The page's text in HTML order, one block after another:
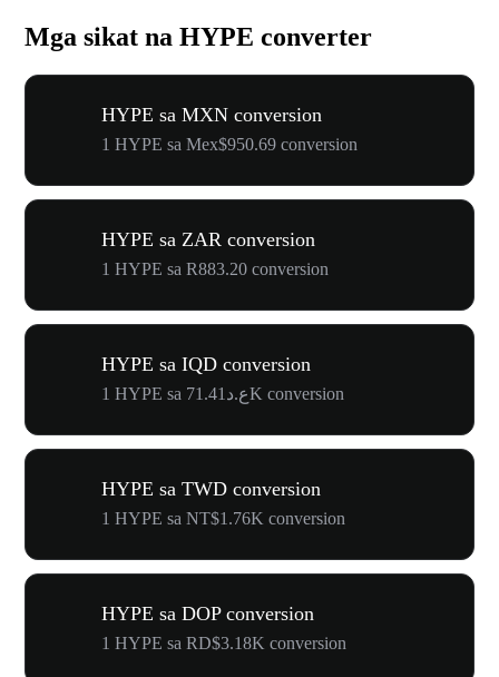
Mga sikat na HYPE converter
HYPE sa MXN conversion
1 HYPE sa Mex$950.69 conversion
HYPE sa ZAR conversion
1 HYPE sa R883.20 conversion
HYPE sa IQD conversion
1 HYPE sa ع.د71.41K conversion
HYPE sa TWD conversion
1 HYPE sa NT$1.76K conversion
HYPE sa DOP conversion
1 HYPE sa RD$3.18K conversion